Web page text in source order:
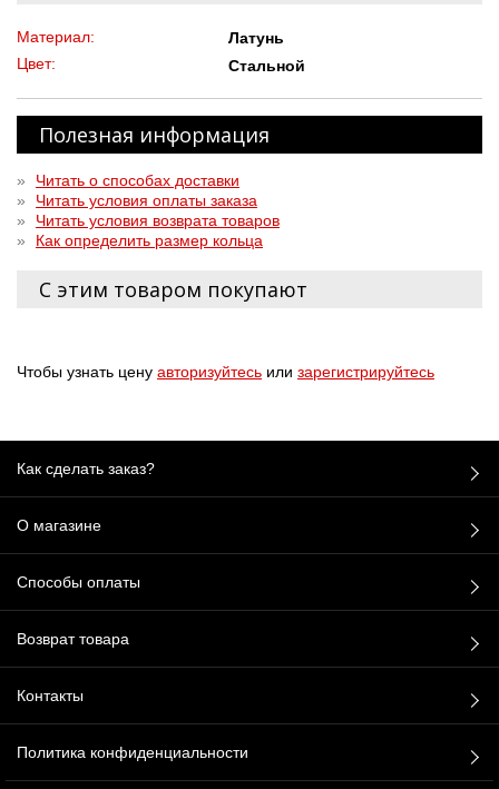
Материал:
Латунь
Цвет:
Стальной
Полезная информация
»
Читать о способах доставки
»
Читать условия оплаты заказа
»
Читать условия возврата товаров
»
Как определить размер кольца
С этим товаром покупают
Чтобы узнать цену авторизуйтесь или зарегистрируйтесь
Как сделать заказ?
О магазине
Способы оплаты
Возврат товара
Контакты
Политика конфиденциальности